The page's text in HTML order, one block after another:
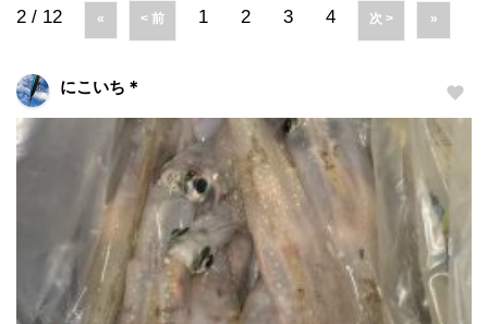
2 / 12 « < 前 1 2 3 4 次 > »
にこいち＊